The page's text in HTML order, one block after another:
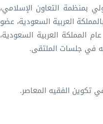
بمنظمة التعاون الإسلامي،
العربية السعودية، عضو
المملكة العربية السعودية،
في جلسات الملتقى.
الفقيه المعاصر.